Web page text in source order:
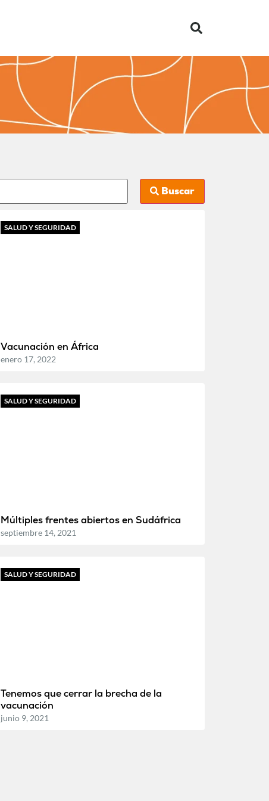
Buscar
SALUD Y SEGURIDAD
Vacunación en África
enero 17, 2022
SALUD Y SEGURIDAD
Múltiples frentes abiertos en Sudáfrica
septiembre 14, 2021
SALUD Y SEGURIDAD
Tenemos que cerrar la brecha de la
vacunación
junio 9, 2021